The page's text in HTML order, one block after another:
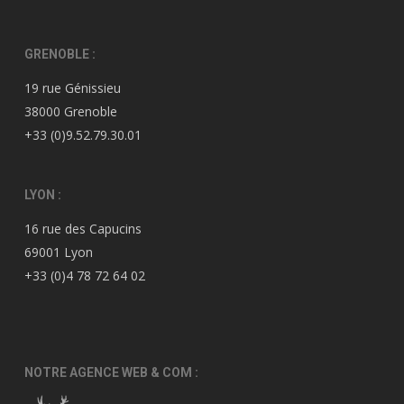
GRENOBLE :
19 rue Génissieu
38000 Grenoble
+33 (0)9.52.79.30.01
LYON :
16 rue des Capucins
69001 Lyon
+33 (0)4 78 72 64 02
NOTRE AGENCE WEB & COM :